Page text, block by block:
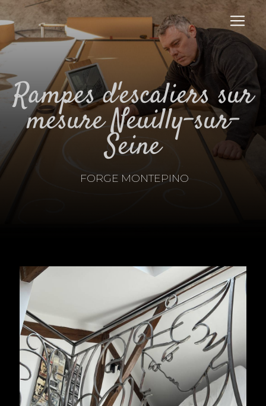
rampes d'escaliers sur
mesure Neuilly-sur-
Seine
FORGE MONTEPINO
Panneau de gestion des cookies